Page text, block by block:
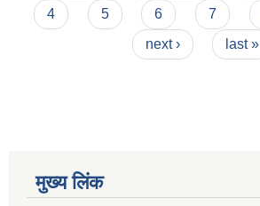
4
5 6 7
next ›
last »
मुख्य लिंक